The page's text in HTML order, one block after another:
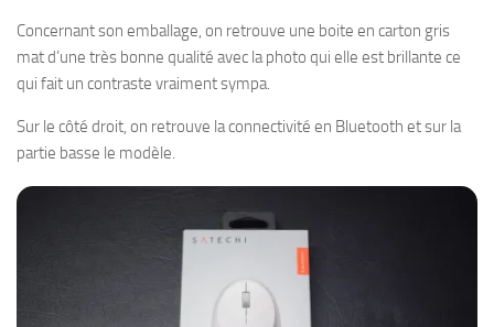
Concernant son emballage, on retrouve une boite en carton gris
mat d’une très bonne qualité avec la photo qui elle est brillante ce
qui fait un contraste vraiment sympa.
Sur le côté droit, on retrouve la connectivité en Bluetooth et sur la
partie basse le modèle.